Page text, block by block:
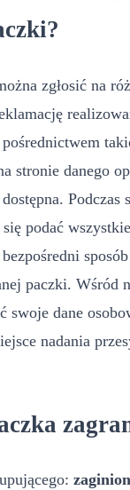
zgłosić na
stronie danego
Podczas
podać
paczki. Wśród
swoje dane
nadania